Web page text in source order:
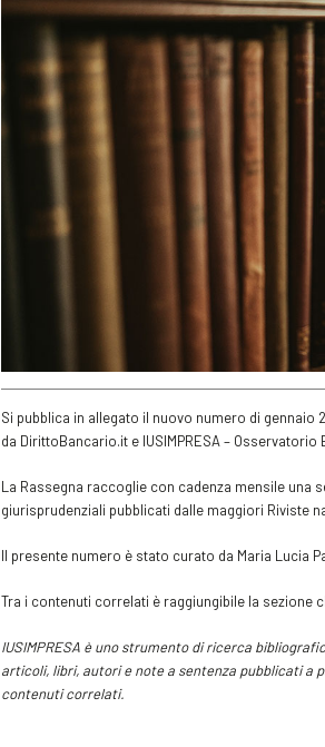
Si pubblica in allegato il nuovo numero di gennaio
da DirittoBancario.it e IUSIMPRESA –
La Rassegna raccoglie con cadenza mensile una
giurisprudenziali pubblicati dalle maggiori Riviste
Il presente numero è stato curato da Maria Lucia
Tra i contenuti correlati è raggiungibile la sezione
IUSIMPRESA è uno strumento di ricerca
articoli, libri, autori e note a sentenza pubblicati a
contenuti correlati.